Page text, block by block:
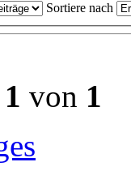
Sortiere nach
1 von 1